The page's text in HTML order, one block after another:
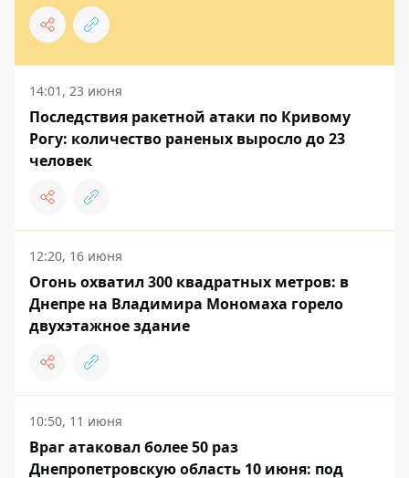
14:01, 23 июня
Последствия ракетной атаки по Кривому
Рогу: количество раненых выросло до 23
человек
12:20, 16 июня
Огонь охватил 300 квадратных метров: в
Днепре на Владимира Мономаха горело
двухэтажное здание
10:50, 11 июня
Враг атаковал более 50 раз
Днепропетровскую область 10 июня: под